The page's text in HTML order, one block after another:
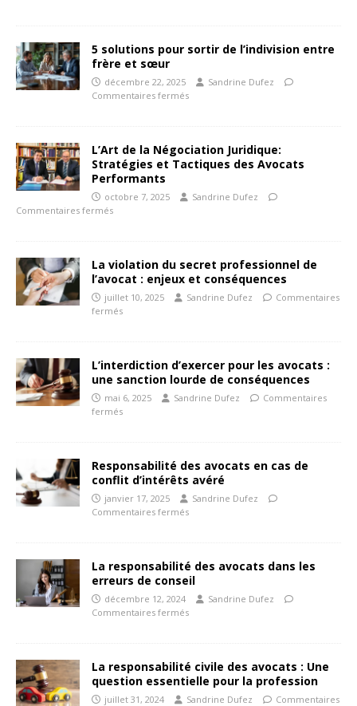
5 solutions pour sortir de l’indivision entre
frère et sœur
décembre 22, 2025
Sandrine Dufez
Commentaires fermés
L’Art de la Négociation Juridique:
Stratégies et Tactiques des Avocats
Performants
octobre 7, 2025
Sandrine Dufez
Commentaires fermés
La violation du secret professionnel de
l’avocat : enjeux et conséquences
juillet 10, 2025 Sandrine Dufez
Commentaires
fermés
L’interdiction d’exercer pour les avocats :
une sanction lourde de conséquences
mai 6, 2025 Sandrine Dufez
Commentaires
fermés
Responsabilité des avocats en cas de
conflit d’intérêts avéré
janvier 17, 2025
Sandrine Dufez
Commentaires fermés
La responsabilité des avocats dans les
erreurs de conseil
décembre 12, 2024
Sandrine Dufez
Commentaires fermés
La responsabilité civile des avocats : Une
question essentielle pour la profession
juillet 31, 2024 Sandrine Dufez
Commentaires